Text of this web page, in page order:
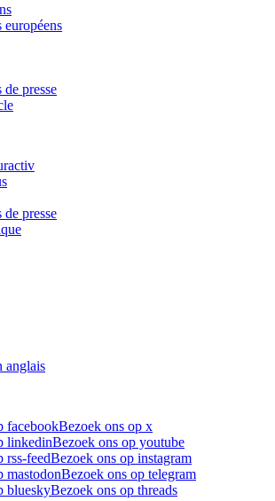
européens
presse
presse
anglais
facebookBezoek ons op x
linkedinBezoek ons op youtube
rss-feedBezoek ons op instagram
mastodonBezoek ons op telegram
blueskyBezoek ons op threads